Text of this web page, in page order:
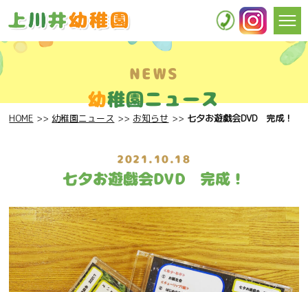
NEWS
幼稚園ニュース
HOME 幼稚園ニュース お知らせ 七夕お遊戯会DVD 完成！
2021.10.18
七夕お遊戯会DVD 完成！